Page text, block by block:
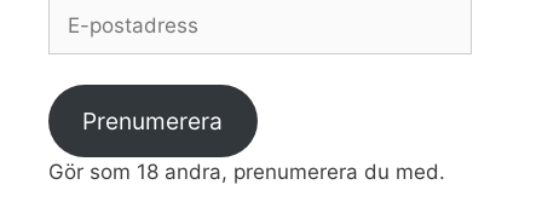
postadress
Prenumerera
Gör som 18 andra, prenumerera du med.